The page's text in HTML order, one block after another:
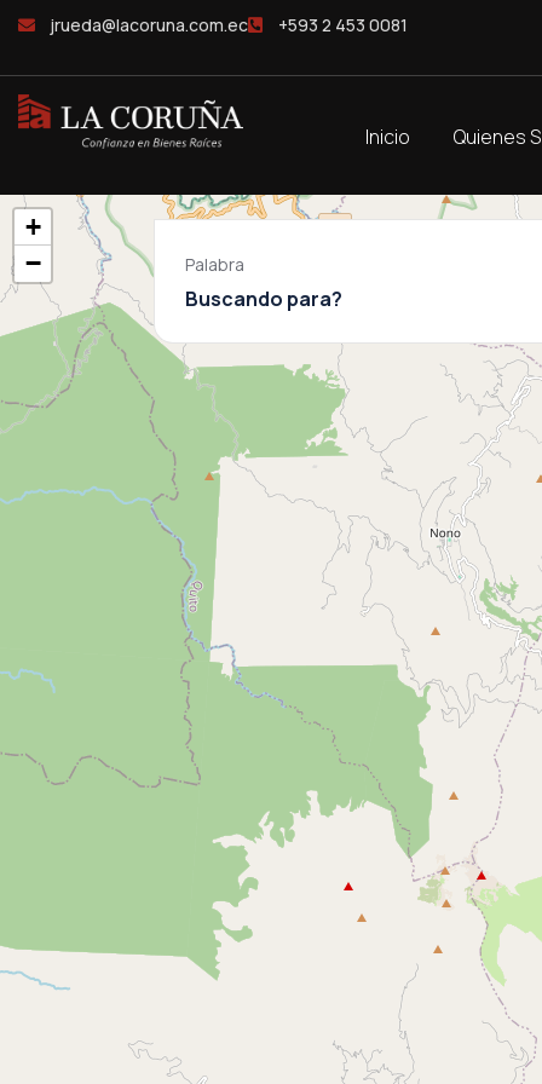
jrueda@lacoruna.com.ec +593 2 453 0081
Inicio Quienes
Palabra
+
−